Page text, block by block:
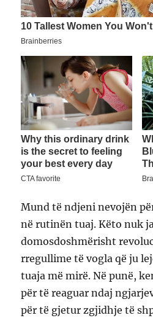
Mund të ndjeni nevojën
në rutinën tuaj. Këto nuk
domosdoshmërisht
rregullime të vogla që ju
tuaja më mirë. Në punë,
për të reaguar ndaj
për të gjetur zgjidhje të